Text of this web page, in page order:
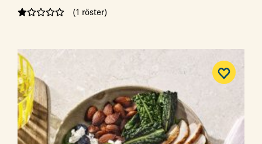
(1 röster)